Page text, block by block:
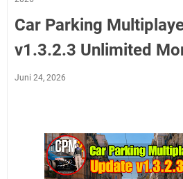
Car Parking
v1.3.2.3 Unlimited
Juni 24, 2026